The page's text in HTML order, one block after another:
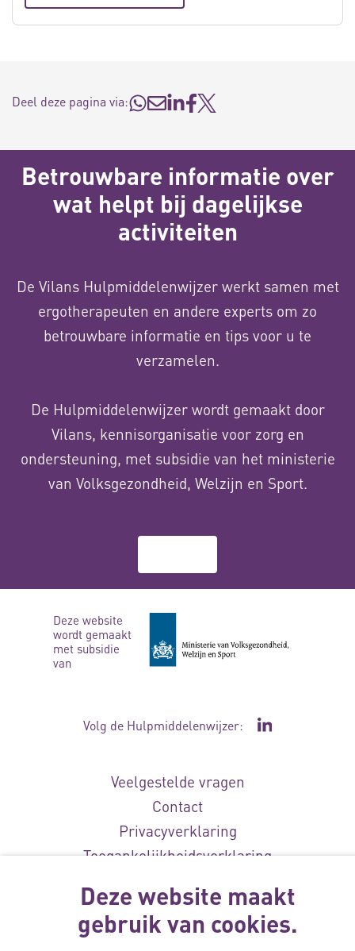
Deel deze pagina via:
Betrouwbare informatie over
wat helpt bij dagelijkse
activiteiten
De Vilans Hulpmiddelenwijzer werkt samen met
ergotherapeuten en andere experts om zo
betrouwbare informatie en tips voor u te
verzamelen.
De Hulpmiddelenwijzer wordt gemaakt door
Vilans, kennisorganisatie voor zorg en
ondersteuning, met subsidie van het ministerie
van Volksgezondheid, Welzijn en Sport.
Deze website
wordt gemaakt
met subsidie
van
Volg de Hulpmiddelenwijzer: Ga naar de
Veelgestelde vragen
Contact
Privacyverklaring
Toegankelijkheidsverklaring
Cookie-instellingen
Deze website maakt
gebruik van cookies.